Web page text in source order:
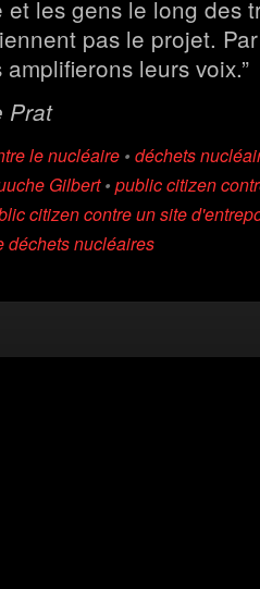
et les gens le long des
pas le projet.
leurs voix.”
Prat
le nucléaire • déchets
Gilbert• public citizen
citizen contre un site
déchets nucléaires